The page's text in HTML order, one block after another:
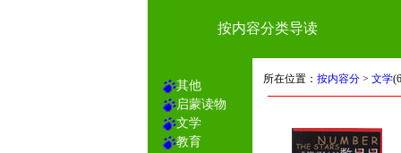
按内容分类导读
其他
启蒙读物
文学
教育
所在位置： 按内容分 > 文学